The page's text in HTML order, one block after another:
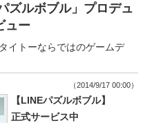
ズルボブル」プロデュ
ュー
イトーならではのゲームデ
（2014/9/17 00:00）
【LINEパズルボブル】
正式サービス中